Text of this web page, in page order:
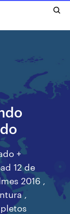
+
12 de
2016 ,
,